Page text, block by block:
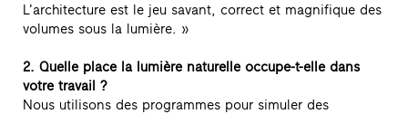
L’architecture est le jeu savant, correct et magnifique des
volumes sous la lumière. »
2. Quelle place la lumière naturelle occupe-t-elle dans
votre travail ?
Nous utilisons des programmes pour simuler des